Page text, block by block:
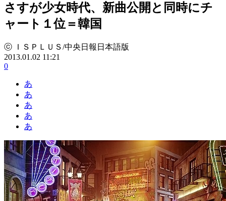
さすが少女時代、新曲公開と同時にチ
ャート１位＝韓国
ⓒ ＩＳＰＬＵＳ/中央日報日本語版
2013.01.02 11:21
0
あ
あ
あ
あ
あ